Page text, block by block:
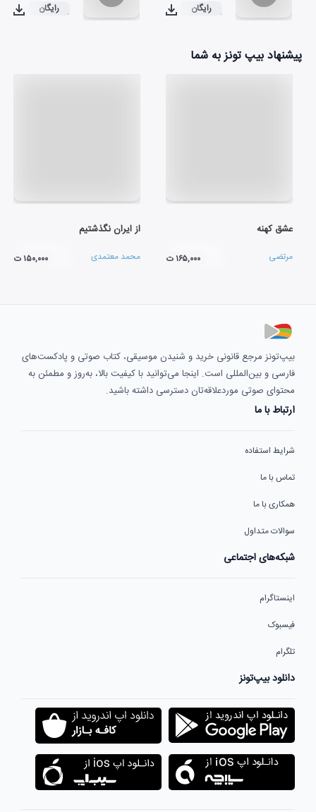
۰۴:۱۸رایگان ۰۳:۲۵
رایگان
پیشنهاد بیپ تونز به شما
عشق کهنه
مرتضی ۱۶۵,۰۰۰ ت
از ایران نگذشتیم
محمد معتمدی ۱۵۰,۰۰۰ ت
بیپ‌تونز مرجع قانونی خرید و شنیدن موسیقی، کتاب صوتی و پادکست‌های
فارسی و بین‌المللی است. اینجا می‌توانید با کیفیت بالا، به‌روز و مطمئن به
محتوای صوتی موردعلاقه‌تان دسترسی داشته باشید.
ارتباط با ما
شرایط استفاده
تماس با ما
همکاری با ما
سوالات متداول
شبکه‌های اجتماعی
اینستاگرام
فیسبوک
تلگرام
دانلود بیپ‌تونز